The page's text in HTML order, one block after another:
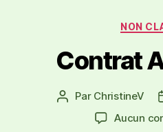
NON
Contrat
Par ChristineV
Aucun